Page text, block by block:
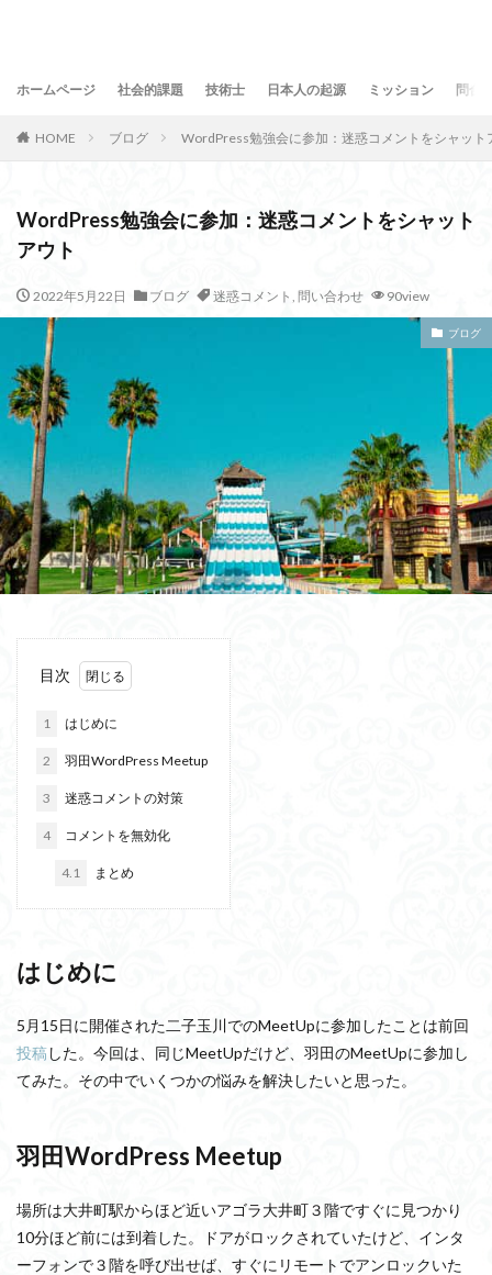
ホームページ 社会的課題 技術士 日本人の起源 ミッション 問合
HOME ブログ WordPress勉強会に参加：迷惑コメントをシャット
WordPress勉強会に参加：迷惑コメントをシャット
アウト
2022年5月22日 ブログ 迷惑コメント , 問い合わせ 90view
ブログ
目次
1 はじめに
2 羽田WordPress Meetup
3 迷惑コメントの対策
4 コメントを無効化
4.1 まとめ
はじめに
5月15日に開催された二子玉川でのMeetUpに参加したことは前回
投稿した。今回は、同じMeetUpだけど、羽田のMeetUpに参加し
てみた。その中でいくつかの悩みを解決したいと思った。
羽田WordPress Meetup
場所は大井町駅からほど近いアゴラ大井町３階ですぐに見つかり
10分ほど前には到着した。ドアがロックされていたけど、インタ
ーフォンで３階を呼び出せば、すぐにリモートでアンロックいた